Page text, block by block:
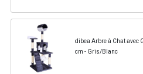
dibea Arbre à Chat avec
cm - Gris/Blanc